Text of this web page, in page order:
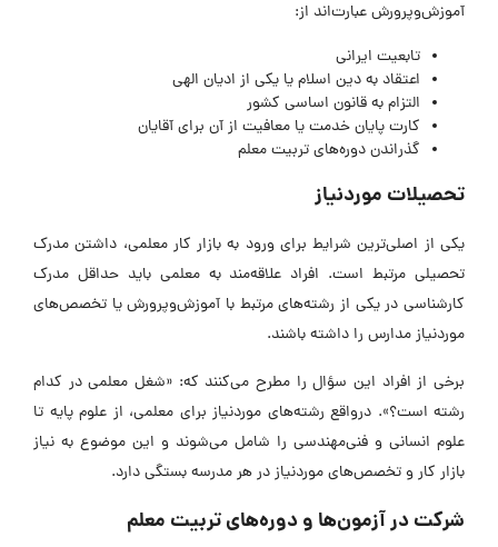
آموزش‌وپرورش عبارت‌اند از:
تابعیت ایرانی
اعتقاد به دین اسلام یا یکی از ادیان الهی
التزام به قانون اساسی کشور
کارت پایان خدمت یا معافیت از آن برای آقایان
گذراندن دوره‌های تربیت معلم
تحصیلات موردنیاز
یکی از اصلی‌ترین شرایط برای ورود به بازار کار معلمی، داشتن مدرک
تحصیلی مرتبط است. افراد علاقه‌مند به معلمی باید حداقل مدرک
کارشناسی در یکی از رشته‌های مرتبط با آموزش‌وپرورش یا تخصص‌های
موردنیاز مدارس را داشته باشند.
برخی از افراد این سؤال را مطرح می‌کنند که: «شغل معلمی در کدام
رشته است؟». درواقع رشته‌های موردنیاز برای معلمی، از علوم پایه تا
علوم انسانی و فنی‌مهندسی را شامل می‌شوند و این موضوع به نیاز
بازار کار و تخصص‌های موردنیاز در هر مدرسه بستگی دارد.
شرکت در آزمون‌ها و دوره‌های تربیت معلم